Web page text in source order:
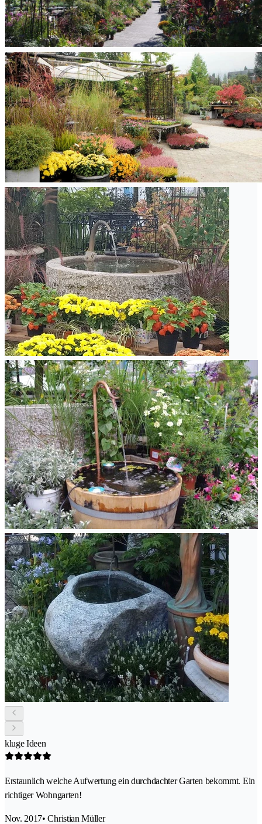
kluge Ideen
Erstaunlich welche Aufwertung ein durchdachter Garten bekommt. Ein
richtiger Wohngarten!
Nov. 2017• Christian Müller